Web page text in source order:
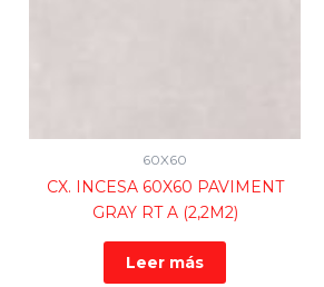
60X60
CX. INCESA 60X60 PAVIMENT
GRAY RT A (2,2M2)
Leer más